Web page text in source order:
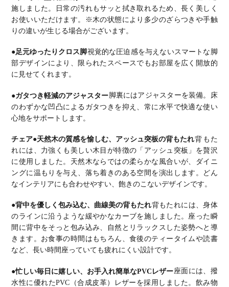
施しました。日常の汚れもサッと拭き取れるため、長く美しく
お使いいただけます。
※木の状態により多少のざらつきや手触
りの違いが生じる場合がございます。
●足元ゆったりクロス脚視覚的な圧迫感を与えないスマートな脚
部デザインにより、限られたスペースでもお部屋を広く開放的
に見せてくれます。
●ガタつき軽減のアジャスター脚裏にはアジャスターを装備。床
のわずかな凹凸によるガタつきを抑え、常に水平で快適な使い
心地をサポートします。
チェア●天然木の質感を愉しむ、アッシュ突板の背もたれ背もた
れには、力強くも美しい木目が特徴の「アッシュ突板」を贅沢
に使用しました。天然木ならではの柔らかな風合いが、ダイニ
ングに温もりを与え、落ち着きのある空間を演出します。どん
なインテリアにも合わせやすい、飽きのこないデザインです。
●背中を優しく包み込む、曲線美の背もたれ背もたれには、身体
のラインに沿うような緩やかなカーブを施しました。座った瞬
間に背中をそっと包み込み、自然とリラックスした姿勢へと導
きます。お食事の時間はもちろん、食後のティータイムや読書
など、長い時間座っていても疲れにくい設計です。
●忙しい毎日に嬉しい、お手入れ簡単なPVCレザー座面には、撥
水性に優れたPVC（合成皮革）レザーを採用しました。飲み物